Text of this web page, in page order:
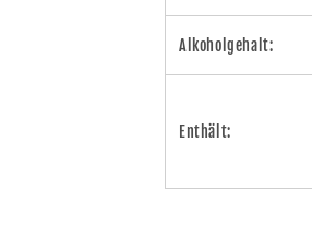
Alkoholgehalt:
Enthält: